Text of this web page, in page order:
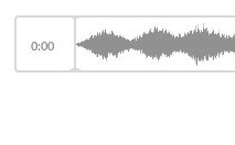
0:00